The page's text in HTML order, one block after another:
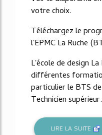
votre choix.
Téléchargez le
l'EPMC La Ruche
L'école de design
différentes
particulier le BTS
Technicien
LIRE LA SUITE